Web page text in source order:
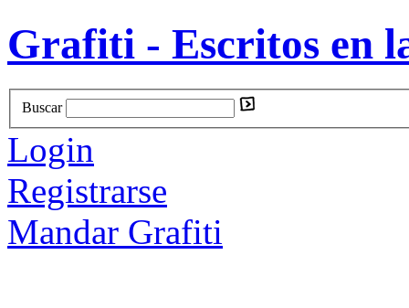
Grafiti - Escritos en
Buscar
Login
Registrarse
Mandar Grafiti